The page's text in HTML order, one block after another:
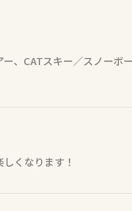
、CATスキー／スノー
くなります！